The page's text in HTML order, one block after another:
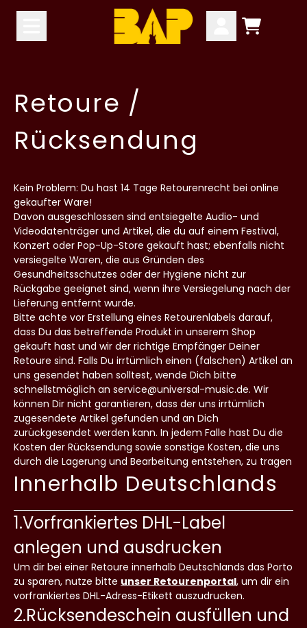
Zum Inhalt
Konto
Retoure /
Rücksendung
Kein Problem: Du hast 14 Tage Retourenrecht bei online
gekaufter Ware!
Davon ausgeschlossen sind entsiegelte Audio- und
Videodatenträger und Artikel, die du auf einem Festival,
Konzert oder Pop-Up-Store gekauft hast; ebenfalls nicht
versiegelte Waren, die aus Gründen des
Gesundheitsschutzes oder der Hygiene nicht zur
Rückgabe geeignet sind, wenn ihre Versiegelung nach der
Lieferung entfernt wurde.
Bitte achte vor Erstellung eines Retourenlabels darauf,
dass Du das betreffende Produkt in unserem Shop
gekauft hast und wir der richtige Empfänger Deiner
Retoure sind. Falls Du irrtümlich einen (falschen) Artikel an
uns gesendet haben solltest, wende Dich bitte
schnellstmöglich an service@universal-music.de. Wir
können Dir nicht garantieren, dass der uns irrtümlich
zugesendete Artikel gefunden und an Dich
zurückgesendet werden kann. In jedem Falle hast Du die
Kosten der Rücksendung sowie sonstige Kosten, die uns
durch die Lagerung und Bearbeitung entstehen, zu tragen
Innerhalb Deutschlands
1.Vorfrankiertes DHL-Label
anlegen und ausdrucken
Um dir bei einer Retoure innerhalb Deutschlands das Porto
zu sparen, nutze bitte unser Retourenportal, um dir ein
vorfrankiertes DHL-Adress-Etikett auszudrucken.
2.Rücksendeschein ausfüllen und